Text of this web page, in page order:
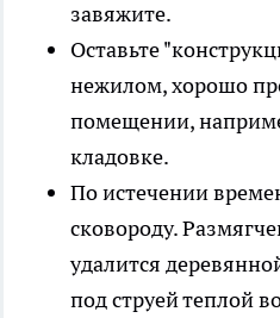
завяжите.
Оставьте
нежилом, хорошо
помещении,
кладовке.
По истечении
сковороду.
удалится
под струей теплой